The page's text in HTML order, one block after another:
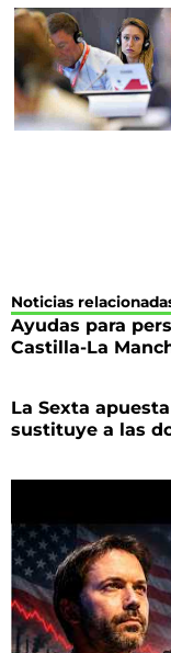
Noticias
Ayudas para
Castilla-La
La Sexta
sustituye a las